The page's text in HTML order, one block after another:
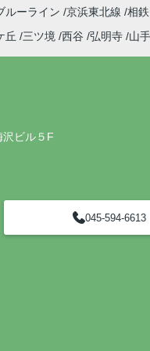
ルーライン 京浜東北線 相
丘 三ツ境 西谷 弘明寺 山手
ビル５F
045-594-6613